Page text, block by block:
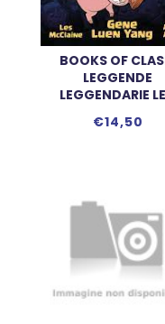
BOOKS OF
LEGGENDE
LEGGENDARIE
€14,50